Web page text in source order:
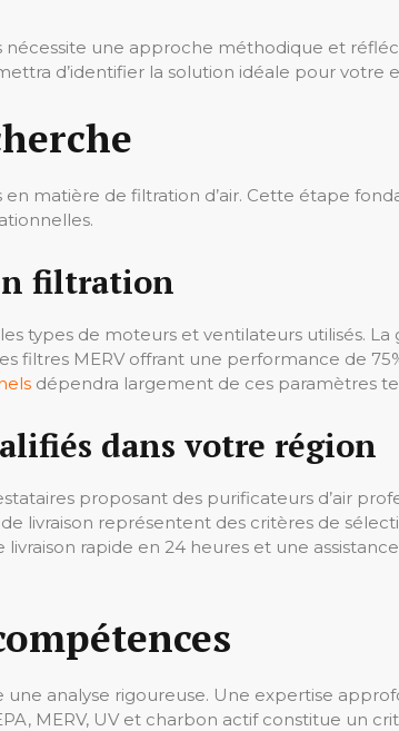
une approche méthodique et
d’identifier la solution idéale pour votre
matière de filtration d’air. Cette étape
filtration
types de moteurs et ventilateurs utilisés. La
filtres MERV offrant une performance de
dépendra largement de ces paramètres
dans votre région
proposant des purificateurs d’air
livraison représentent des critères de
rapide en 24 heures et une
une analyse rigoureuse. Une expertise
MERV, UV et charbon actif constitue un